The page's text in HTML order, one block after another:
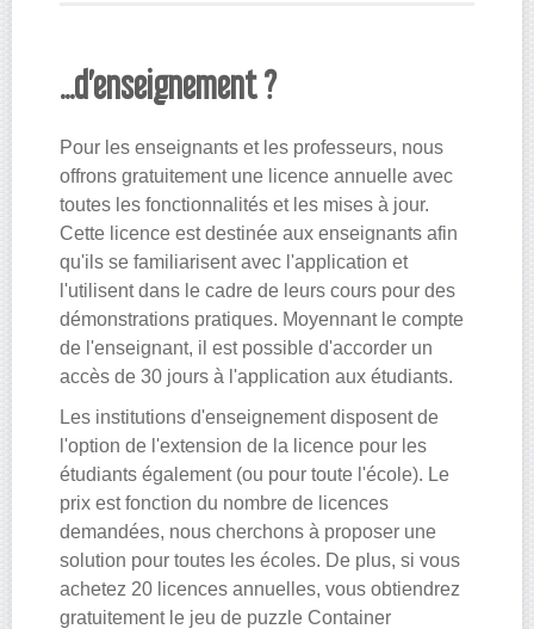
...d’enseignement ?
Pour les enseignants et les professeurs, nous
offrons gratuitement une licence annuelle avec
toutes les fonctionnalités et les mises à jour.
Cette licence est destinée aux enseignants afin
qu'ils se familiarisent avec l'application et
l'utilisent dans le cadre de leurs cours pour des
démonstrations pratiques. Moyennant le compte
de l'enseignant, il est possible d'accorder un
accès de 30 jours à l'application aux étudiants.
Les institutions d'enseignement disposent de
l'option de l'extension de la licence pour les
étudiants également (ou pour toute l'école). Le
prix est fonction du nombre de licences
demandées, nous cherchons à proposer une
solution pour toutes les écoles. De plus, si vous
achetez 20 licences annuelles, vous obtiendrez
gratuitement le jeu de puzzle Container